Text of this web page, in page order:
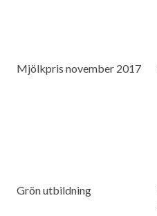
Mjölkpris november 2017
Grön utbildning